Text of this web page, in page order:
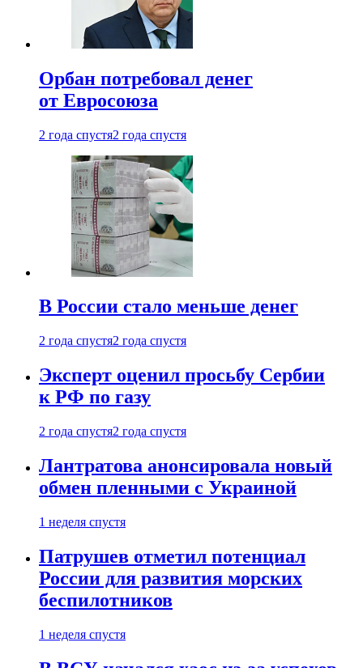
Орбан потребовал денег
от Евросоюза
2 года спустя2 года спустя
В России стало меньше денег
2 года спустя2 года спустя
Эксперт оценил просьбу Сербии
к РФ по газу
2 года спустя2 года спустя
Лантратова анонсировала новый
обмен пленными с Украиной
1 неделя спустя
Патрушев отметил потенциал
России для развития морских
беспилотников
1 неделя спустя